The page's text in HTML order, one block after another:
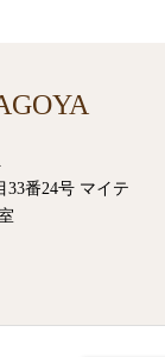
33番24号 マイテ